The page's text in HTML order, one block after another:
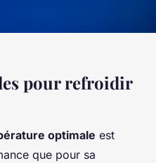
pour refroidir
optimale est
que pour sa